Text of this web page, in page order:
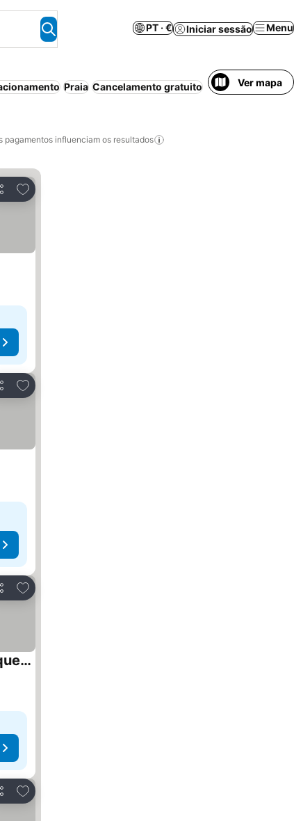
PT · € Iniciar sessão Menu
Praia Cancelamento gratuito Ver mapa
pagamentos influenciam os resultados
Adicionar aos favoritos
Adicionar aos favoritos
Adicionar aos favoritos
ABARAXKA HOSTEL Disfruta la Vía Verde del Urola hasta la Playa - Naturaleza Montañas y Riqueza Cultural
Adicionar aos favoritos